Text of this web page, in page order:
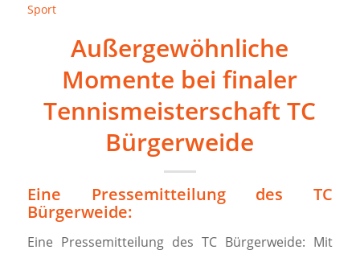
Sport
Außergewöhnliche
Momente bei finaler
Tennismeisterschaft TC
Bürgerweide
Eine Pressemitteilung des TC
Bürgerweide:
Eine Pressemitteilung des TC Bürgerweide: Mit